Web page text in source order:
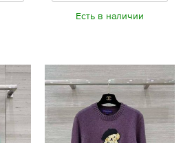
Есть в наличии